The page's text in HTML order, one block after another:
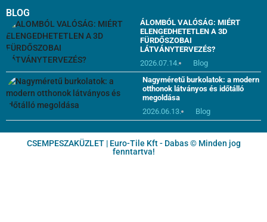
BLOG
ÁLOMBÓL VALÓSÁG: MIÉRT
ELENGEDHETETLEN A 3D
FÜRDŐSZOBAI
LÁTVÁNYTERVEZÉS?
2026.07.14.
Blog
Nagyméretű burkolatok: a modern
otthonok látványos és időtálló
megoldása
2026.06.13.
Blog
CSEMPESZAKÜZLET | Euro-Tile Kft - Dabas © Minden jog
fenntartva!